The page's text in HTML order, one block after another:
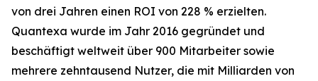
von drei Jahren einen ROI von 228 % erzielten.
Quantexa wurde im Jahr 2016 gegründet und
beschäftigt weltweit über 900 Mitarbeiter sowie
mehrere zehntausend Nutzer, die mit Milliarden von